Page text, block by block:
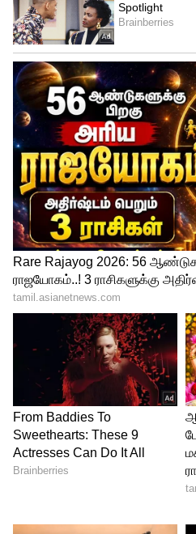
தங்க மூக்குத்தியை
ஜாதகத்தில் வியாழன்
என்பது ஐதீகம்.
அனைத்து
ஜாதகத்தில் சந்திரன்
இது வாழ்வில்
எல்லா துக்கங்களையும்
இதையும் படிங்க:
போதும்..! அடகுக்கு
கைக்கு வரும்!!
5
6